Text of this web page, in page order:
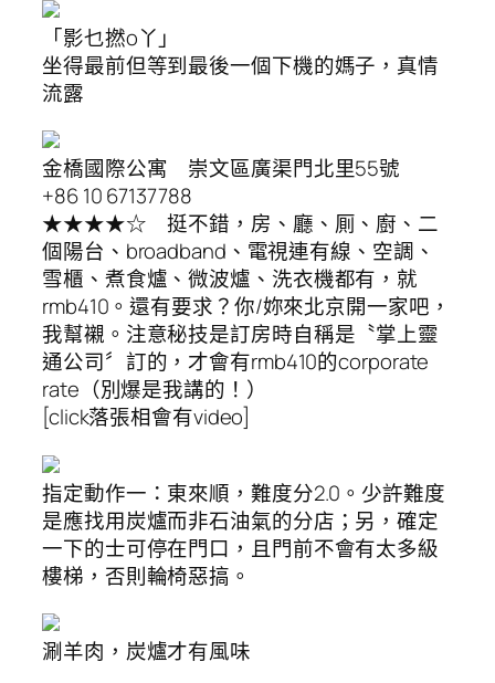
「影乜撚o丫」
坐得最前但等到最後一個下機的媽子，真情
流露
金橋國際公寓 崇文區廣渠門北里55號
+86 10 67137788
★★★★☆ 挺不錯，房、廳、厠、廚、二
個陽台、broadband、電視連有線、空調、
雪櫃、煮食爐、微波爐、洗衣機都有，就
rmb410。還有要求？你/妳來北京開一家吧，
我幫襯。注意秘技是訂房時自稱是〝掌上靈
通公司〞訂的，才會有rmb410的corporate
rate（別爆是我講的！）
[click落張相會有video]
指定動作一：東來順，難度分2.0。少許難度
是應找用炭爐而非石油氣的分店；另，確定
一下的士可停在門口，且門前不會有太多級
樓梯，否則輪椅惡搞。
涮羊肉，炭爐才有風味